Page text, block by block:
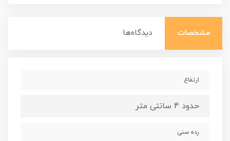
مشخصات دیدگاه‌ها
ارتفاع
حدود 4 سانتی متر
رده سنی